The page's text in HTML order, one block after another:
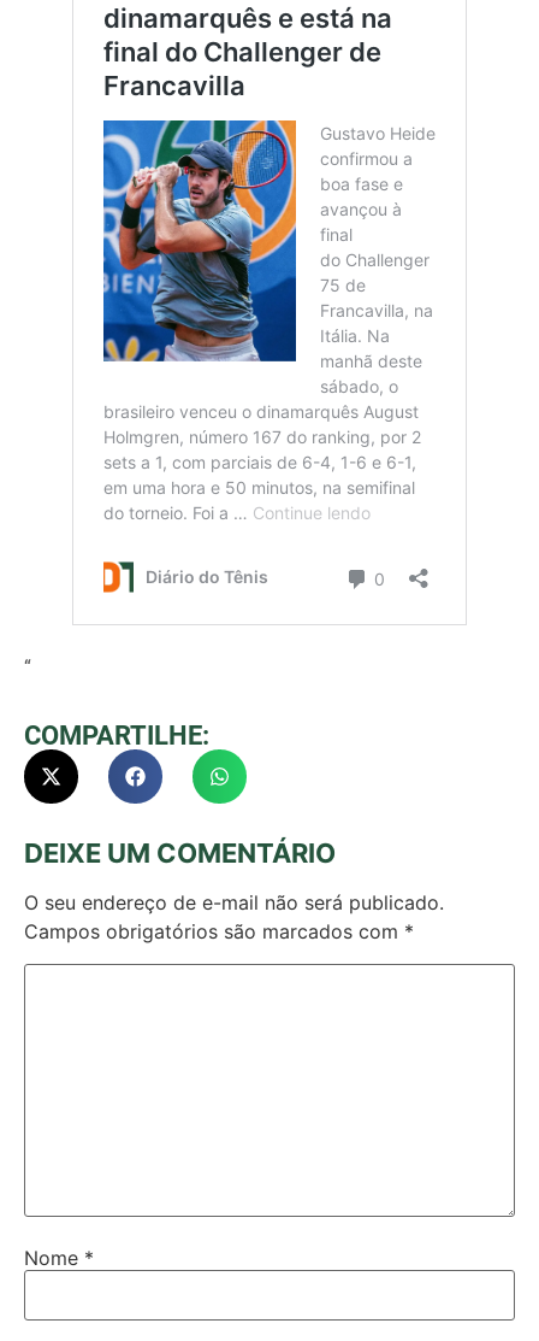
“
COMPARTILHE:
DEIXE UM COMENTÁRIO
O seu endereço de e-mail não será publicado.
Campos obrigatórios são marcados com *
Nome *